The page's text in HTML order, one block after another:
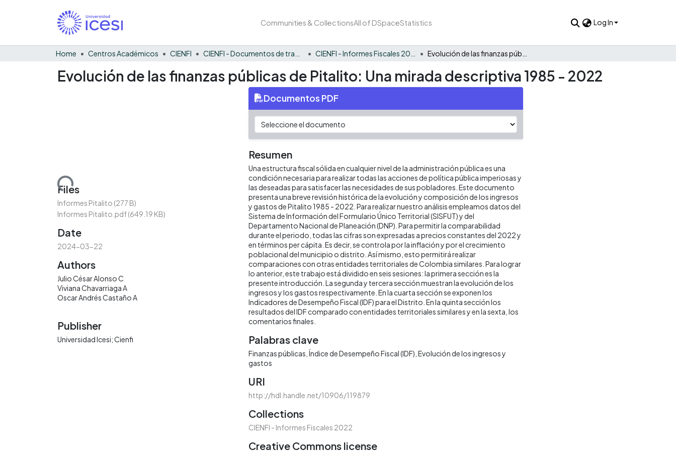
Communities & CollectionsAll of DSpaceStatistics Log In
Home Centros Académicos CIENFI
Evolución de las finanzas públicas de Pitalito: Una mirada descriptiva 1985 - 2022
Loading...
Files
Informes Pitalito (277 B)
Informes Pitalito.pdf(649.19 KB)
Date
2024-03-22
Authors
Julio César Alonso C
Viviana Chavarriaga A
Oscar Andrés Castaño A
Publisher
Universidad Icesi; Cienfi
Documentos PDF
Resumen
Una estructura fiscal sólida en cualquier nivel de la administración pública es una
condición necesaria para realizar todas las acciones de política pública imperiosas y
las deseadas para satisfacer las necesidades de sus pobladores. Este documento
presenta una breve revisión histórica de la evolución y composición de los ingresos
y gastos de Pitalito 1985 - 2022. Para realizar nuestro análisis empleamos datos del
Sistema de Información del Formulario Único Territorial (SISFUT) y del
Departamento Nacional de Planeación (DNP). Para permitir la comparabilidad
durante el periodo, todas las cifras son expresadas a precios constantes del 2022 y
en términos per cápita. Es decir, se controla por la inflación y por el crecimiento
poblacional del municipio o distrito. Así mismo, esto permitirá realizar
comparaciones con otras entidades territoriales de Colombia similares. Para lograr
lo anterior, este trabajo está dividido en seis sesiones: la primera sección es la
presente introducción. La segunda y tercera sección muestran la evolución de los
ingresos y los gastos respectivamente. En la cuarta sección se exponen los
Indicadores de Desempeño Fiscal (IDF) para el Distrito. En la quinta sección los
resultados del IDF comparado con entidades territoriales similares y en la sexta, los
comentarios finales.
Palabras clave
Finanzas públicas Índice de Desempeño Fiscal (IDF) Evolución de los ingresos y
gastos
URI
http://hdl.handle.net/10906/119879
Collections
CIENFI - Informes Fiscales 2022
Creative Commons license